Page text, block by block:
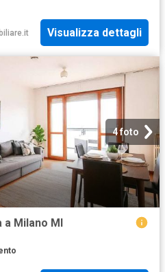
Visualizza dettagli
4 foto
Milano MI